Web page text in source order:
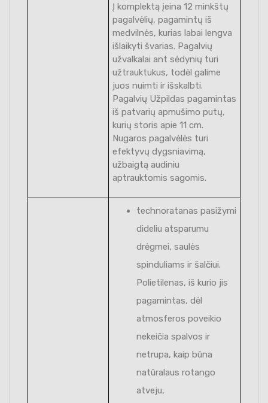
Į komplektą įeina 12 minkštų
pagalvėlių, pagamintų iš
medvilnės, kurias labai lengva
išlaikyti švarias. Pagalvių
užvalkalai ant sėdynių turi
užtrauktukus, todėl galime
juos nuimti ir išskalbti.
Pagalvių Užpildas pagamintas
iš patvarių apmušimo putų,
kurių storis apie 11 cm.
Nugaros pagalvėlės turi
efektyvų dygsniavimą,
užbaigtą audiniu
aptrauktomis sagomis.
technoratanas pasižymi
dideliu atsparumu
drėgmei, saulės
spinduliams ir šalčiui.
Polietilenas, iš kurio jis
pagamintas, dėl
atmosferos poveikio
nekeičia spalvos ir
netrupa, kaip būna
natūralaus rotango
atveju,